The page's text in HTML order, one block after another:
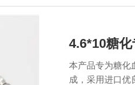
4.6*10糖
本产品专为糖化
成，采用进口优